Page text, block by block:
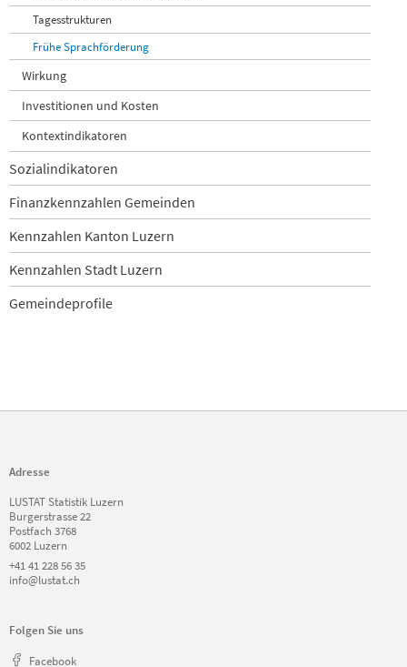
Tagesstrukturen
Frühe Sprachförderung
Wirkung
Investitionen und Kosten
Kontextindikatoren
Sozialindikatoren
Finanzkennzahlen Gemeinden
Kennzahlen Kanton Luzern
Kennzahlen Stadt Luzern
Gemeindeprofile
Adresse
LUSTAT Statistik Luzern
Burgerstrasse 22
Postfach 3768
6002 Luzern
+41 41 228 56 35
info@lustat.ch
Folgen Sie uns
Facebook